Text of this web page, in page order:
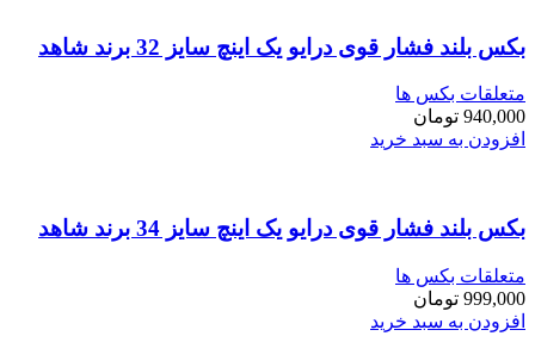
بکس بلند فشار قوی درایو یک اینچ سایز 32 برند شاهد
متعلقات بکس ها
940,000 تومان
افزودن به سبد خرید
بکس بلند فشار قوی درایو یک اینچ سایز 34 برند شاهد
متعلقات بکس ها
999,000 تومان
افزودن به سبد خرید